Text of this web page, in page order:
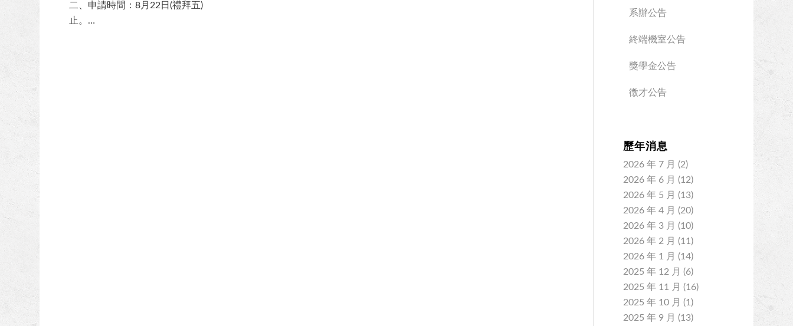
二、申請時間：8月22日(禮拜五)
止。…
系辦公告
終端機室公告
獎學金公告
徵才公告
歷年消息
2026 年 7 月 (2)
2026 年 6 月 (12)
2026 年 5 月 (13)
2026 年 4 月 (20)
2026 年 3 月 (10)
2026 年 2 月 (11)
2026 年 1 月 (14)
2025 年 12 月 (6)
2025 年 11 月 (16)
2025 年 10 月 (1)
2025 年 9 月 (13)